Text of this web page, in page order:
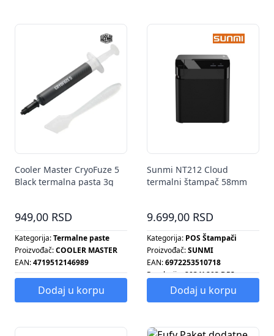
Cooler Master CryoFuze 5
Black termalna pasta 3g
949,00 RSD
Kategorija:Termalne paste
Proizvođač:COOLER MASTER
EAN:4719512146989
Dodaj u korpu
Sunmi NT212 Cloud
termalni štampač 58mm
9.699,00 RSD
Kategorija: POS Štampači
Proizvođač:SUNMI
EAN:6972253510718
Rezolucija:203 X 203 DPI
Dodaj u korpu